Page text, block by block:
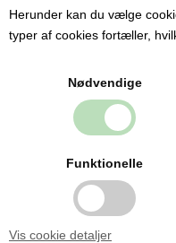
Herunder kan du vælge
typer af cookies fortæller,
Nødvendige
Funktionelle
Vis cookie detaljer